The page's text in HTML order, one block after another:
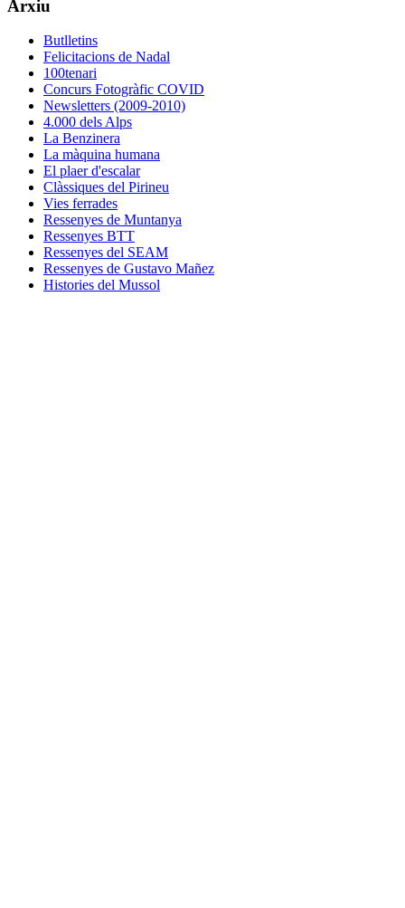
Arxiu
Butlletins
Felicitacions de Nadal
100tenari
Concurs Fotogràfic COVID
Newsletters (2009-2010)
4.000 dels Alps
La Benzinera
La màquina humana
El plaer d'escalar
Clàssiques del Pirineu
Vies ferrades
Ressenyes de Muntanya
Ressenyes BTT
Ressenyes del SEAM
Ressenyes de Gustavo Mañez
Histories del Mussol